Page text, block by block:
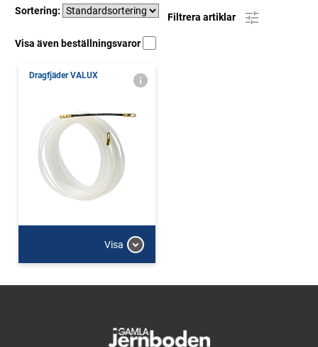
Sortering:
Filtrera artiklar
Visa även beställningsvaror
Dragfjäder VALUX
Visa